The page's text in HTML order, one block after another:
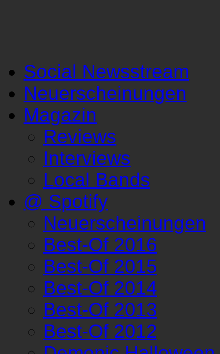
Social Newsstream
Neuerscheinungen
Magazin
Reviews
Interviews
Local Bands
@ Spotify
Neuerscheinungen
Best-Of 2016
Best-Of 2015
Best-Of 2014
Best-Of 2013
Best-Of 2012